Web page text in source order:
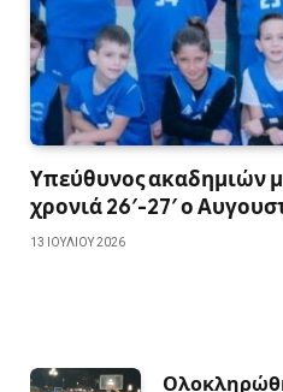
Υπεύθυνος ακαδημιών
χρονιά 26′-27′ ο
13 ΙΟΥΛΊΟΥ 2026